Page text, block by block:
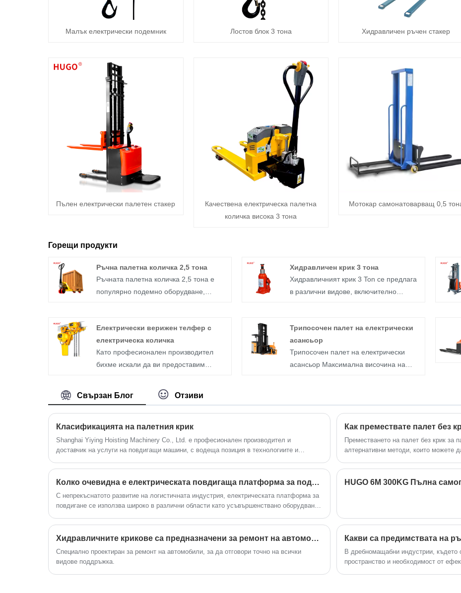
Малък електрически подемник Лостов блок 3 тона Хидравличен ръчен стакер
Пълен електрически палетен стакер
Качествена електрическа палетна
количка висока 3 тона
Мотокар самонатоварващ 0,5
Горещи продукти
Ръчна палетна количка 2,5 тона
Ръчната палетна количка 2,5 тона е
популярно подемно оборудване,
позволява лесно боравене със стоки в
склад, производствено съоръжение или
всякаква среда, която изисква
преместване на тежки товари от едно
Хидравличен крик 3 тона
Хидравличният крик 3 Ton се предлага
в различни видове, включително
хидравличните и механичните крикове
са най-често използваните. Този крик
служи за подмяна на резервната гума
на автомобила, осигурявайки удобство
Електрически верижен телфер с
електрическа количка
Като професионален производител
бихме искали да ви предоставим
електрическа количка. Електрическите
верижни телфери с електрически
колички осигуряват универсално и
ефикасно решение за задачи по
обработка на материали, предлагайки
както възможности за повдигане, така и
хоризонтално движение в работното
различни отрасли, където се изисква
транспортиране на тежки товари на
Трипосочен палет на електрически
асансьор
Трипосочен палет на електрически
асансьор Максимална височина на
Свързан Блог Отзиви
Класификацията на палетния крик
Shanghai Yiying Hoisting Machinery Co., Ltd. е професионален производител и
доставчик на услуги на повдигащи машини, с водеща позиция в технологиите и
Как премествате палет без
Преместването на палет без крик за
алтернативни методи, които можете
Колко очевидна е електрическата повдигаща платформа за подобряване на ефективността на работа?
С непрекъснатото развитие на логистичната индустрия, електрическата платформа за
повдигане се използва широко в различни области като усъвършенствано оборудване
интензивността на ръчния труд. Последните доклади от индустрията показват, че
индустрията на платформите за електрически повдигачи претърпява някои важни
Хидравличните крикове са предназначени за ремонт на автомобили
Специално проектиран за ремонт на автомобили, за да отговори точно на всички
видове поддръжка.
В дребномащабни индустрии, където
пространство и необходимост от